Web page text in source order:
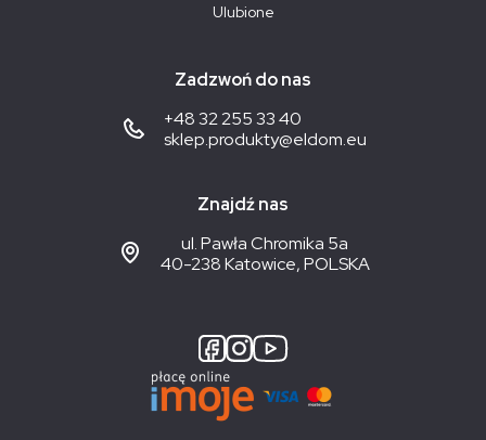
Ulubione
Zadzwoń do nas
+48 32 255 33 40
sklep.produkty@eldom.eu
Znajdź nas
ul. Pawła Chromika 5a
40-238 Katowice, POLSKA